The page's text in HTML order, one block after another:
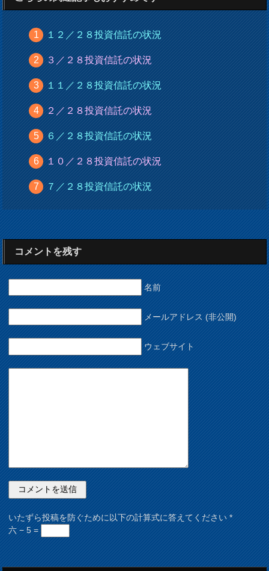
１２／２８投資信託の状況
３／２８投資信託の状況
１１／２８投資信託の状況
２／２８投資信託の状況
６／２８投資信託の状況
１０／２８投資信託の状況
７／２８投資信託の状況
コメントを残す
名前
メールアドレス (非公開)
ウェブサイト
いたずら投稿を防ぐために以下の計算式に答えてください*
六 − 5 =